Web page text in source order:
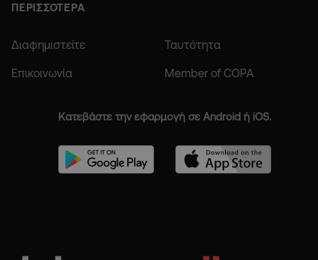
ΠΕΡΙΣΣΟΤΕΡΑ
Διαφημιστείτε Ταυτότητα
Επικοινωνία Member of COPA
Κατεβάστε την εφαρμογή σε Android ή iOS.